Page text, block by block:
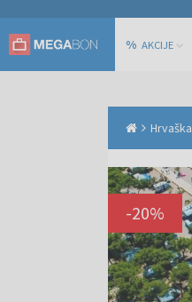
% AKCIJE
Hrvaška
-20%